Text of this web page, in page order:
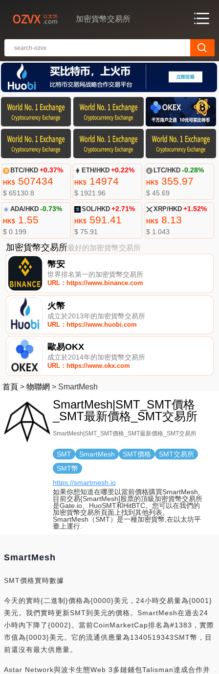
加密貨幣交易所
BTC/HKD +0.37%
HK$507434
$ 65130.8
ETH/HKD +0.22%
HK$ 14974
$ 1921.96
LTC/HKD -0.28%
HK$355.97
$ 45.69
ADA/HKD -0.73%
HK$1.55
$ 0.199
SOL/HKD +2.71%
HK$ 591.41
$ 75.91
XRP/HKD +1.52%
HK$8.13
$ 1.043
加密貨幣交易所最好的加密貨幣交易所
幣安
世界排名第一的加密貨幣交易所
URL：https://www.binance.com
火幣
成立於2013年的加密貨幣交易所
URL：https://www.huobi.com
歐易OKX
成立於2014年的加密貨幣交易所
URL：https://www.okx.com
首頁 > 物聯網 > SmartMesh
SmartMesh|SMT_SMT價格
_SMT最新價格_SMT交易所
SmartMesh|SMT_SMT價格_SMT最新價格_SMT交易所
SMT SmartMesh SMT價格
SMT交易所
SMT幣
https://smartmesh.io
如果你想知道在哪里以當前價格購買SmartMesh,
目前交易{SmartMesh]股票的頂級加密貨幣交易所
是Gate.io、HuoSMT和HitBTC。您可以在我們的
加密貨幣交易所頁面上找到其他列表。
SmartMesh（SMT）是一種加密貨幣,在以太坊平
臺上運行.
SmartMesh
SMT價格實時數據
今天的實時{二進制}價格為{0000}美元，24小時交易量為{0001}
美元。我們實時更新SMT到美元的價格。SmartMesh在過去24
小時內下降了{0002}。當前CoinMarketCap排名為#1383，實際
市值為{0003}美元。它的流通供應量為1340519343SMT幣，目
前還沒有最大供應量。
Astar Network與波卡生態Web 3多鏈錢包Talisman達成合作并